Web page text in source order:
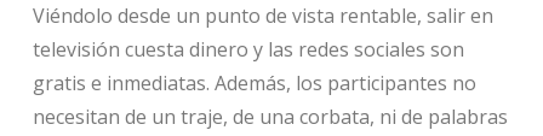
Viéndolo desde un punto de vista rentable, salir en
televisión cuesta dinero y las redes sociales son
gratis e inmediatas. Además, los participantes no
necesitan de un traje, de una corbata, ni de palabras